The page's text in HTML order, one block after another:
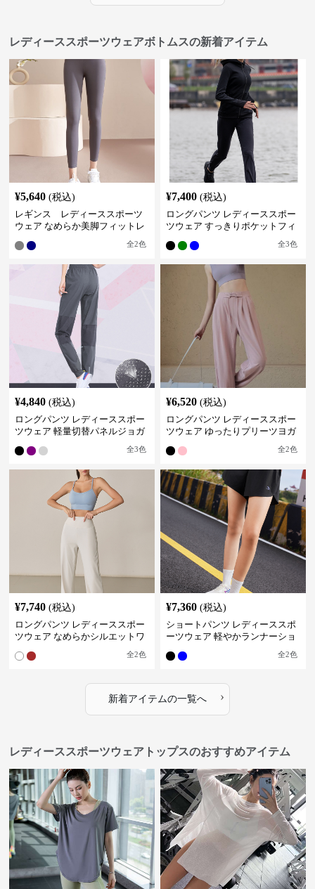
レディーススポーツウェアボトムスの新着アイテム
¥5,640 (税込)
レギンス レディーススポーツ
ウェア なめらか美脚フィットレ
全2色
¥7,400 (税込)
ロングパンツ レディーススポー
ツウェア すっきりポケットフィ
全3色
¥4,840 (税込)
ロングパンツ レディーススポー
ツウェア 軽量切替パネルジョガ
全3色
¥6,520 (税込)
ロングパンツ レディーススポー
ツウェア ゆったりプリーツヨガ
全2色
¥7,740 (税込)
ロングパンツ レディーススポー
ツウェア なめらかシルエットワ
全2色
¥7,360 (税込)
ショートパンツ レディーススポ
ーツウェア 軽やかランナーショ
全2色
新着アイテムの一覧へ ›
レディーススポーツウェアトップスのおすすめアイテム